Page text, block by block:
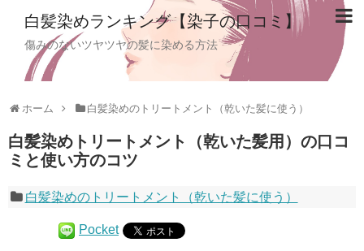
白髪染めランキング【染子の口コミ】
傷みのないツヤツヤの髪に染める方法
ホーム 白髪染めのトリートメント（乾いた髪に使う）
白髪染めトリートメント（乾いた髪用）の口コ
ミと使い方のコツ
白髪染めのトリートメント（乾いた髪に使う）
Pocket